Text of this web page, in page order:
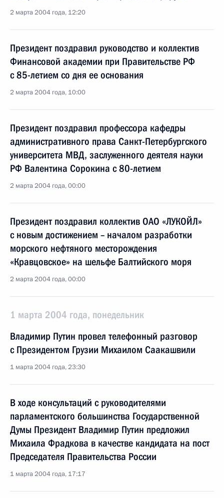
2 марта 2004 года, 12:20
Президент поздравил руководство и коллектив
Финансовой академии при Правительстве РФ
с 85-летием со дня ее основания
2 марта 2004 года, 10:00
Президент поздравил профессора кафедры
административного права Санкт-Петербургского
университета МВД, заслуженного деятеля науки
РФ Валентина Сорокина с 80-летием
2 марта 2004 года, 00:00
Президент поздравил коллектив ОАО «ЛУКОЙЛ»
с новым достижением – началом разработки
морского нефтяного месторождения
«Кравцовское» на шельфе Балтийского моря
2 марта 2004 года, 00:00
1 марта 2004 года, понедельник
Владимир Путин провел телефонный разговор
с Президентом Грузии Михаилом Саакашвили
1 марта 2004 года, 23:30
В ходе консультаций с руководителями
парламентского большинства Государственной
Думы Президент Владимир Путин предложил
Михаила Фрадкова в качестве кандидата на пост
Председателя Правительства России
1 марта 2004 года, 17:17